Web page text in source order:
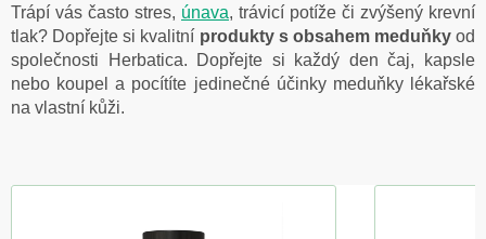
Trápí vás často stres, únava, trávicí potíže či zvýšený krevní
tlak? Dopřejte si kvalitní produkty s obsahem meduňkyod
společnosti Herbatica. Dopřejte si každý den čaj, kapsle
nebo koupel a pocítíte jedinečné účinky meduňky lékařské
na vlastní kůži.